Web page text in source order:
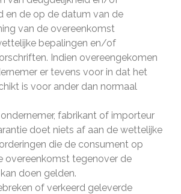
en de op de datum van de
van de overeenkomst
bepalingen en/of
Indien overeengekomen
er tevens voor in dat het
is voor ander dan normaal
fabrikant of importeur
doet niets af aan de wettelijke
die de consument op
overeenkomst tegenover de
doen gelden.
of verkeerd geleverde